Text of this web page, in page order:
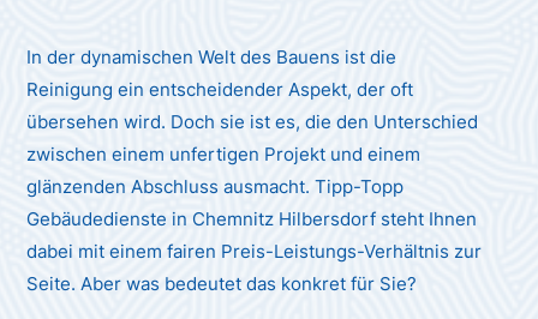
In der dynamischen Welt des Bauens ist die
Reinigung ein entscheidender Aspekt, der oft
übersehen wird. Doch sie ist es, die den Unterschied
zwischen einem unfertigen Projekt und einem
glänzenden Abschluss ausmacht. Tipp-Topp
Gebäudedienste in Chemnitz Hilbersdorf steht Ihnen
dabei mit einem fairen Preis-Leistungs-Verhältnis zur
Seite. Aber was bedeutet das konkret für Sie?